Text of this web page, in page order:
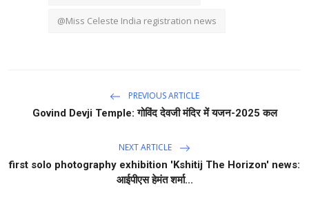
@Miss Celeste India registration news
PREVIOUS ARTICLE
Govind Devji Temple: गोविंद देवजी मंदिर में यजन-2025 कल
NEXT ARTICLE
first solo photography exhibition 'Kshitij The Horizon' news:
आईपीएस हेमंत शर्मा...